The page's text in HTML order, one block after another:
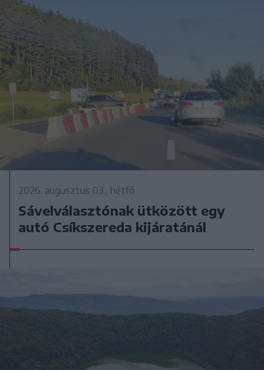
2026. augusztus 03., hétfő
Sávelválasztónak ütközött egy
autó Csíkszereda kijáratánál